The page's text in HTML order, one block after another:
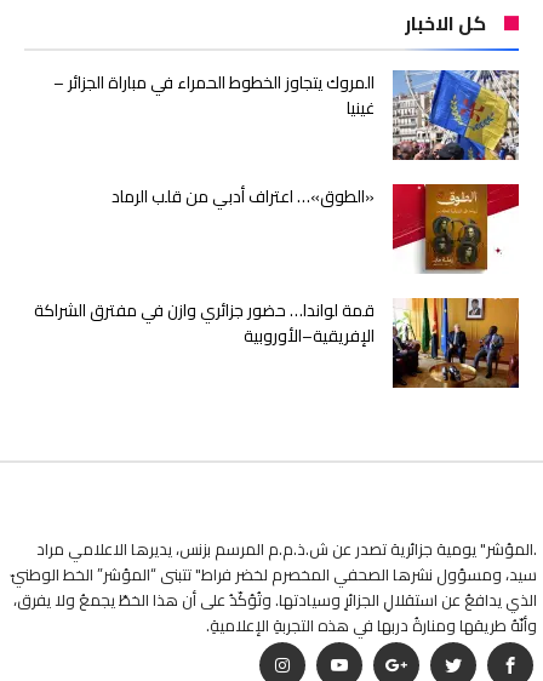
كل الاخبار
المروك يتجاوز الخطوط الحمراء في مباراة الجزائر –
غينيا
«الطوق»… اعتراف أدبي من قلب الرماد
قمة لواندا… حضور جزائري وازن في مفترق الشراكة
الإفريقية–الأوروبية
.المؤشر" يومية جزائرية تصدر عن ش.ذ.م.م المرسم بزنس، يديرها الاعلامي مراد
سيد، ومسؤول نشرها الصحفي المخصرم لخضر فراط" تتبنى “المؤشر” الخط الوطنيّ
الذي يدافعُ عن استقلالِ الجزائرِ وسيادتها. وتُؤكّدُ على أن هذا الخطّ يجمعُ ولا يفرق،
وأنّهُ طريقها ومنارةُ دربها في هذه التجربةِ الإعلاميةِ.